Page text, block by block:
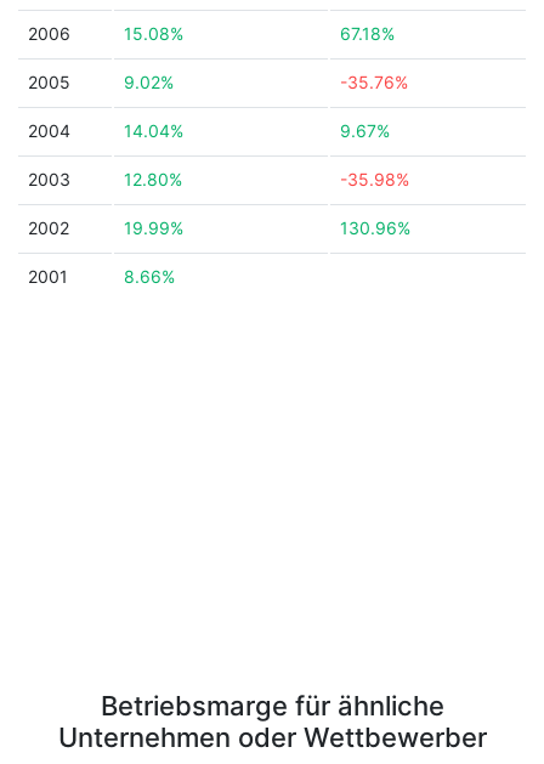
2006 15.08% 67.18%
2005 9.02% -35.76%
2004 14.04% 9.67%
2003 12.80% -35.98%
2002 19.99% 130.96%
2001 8.66%
Betriebsmarge für ähnliche
Unternehmen oder Wettbewerber